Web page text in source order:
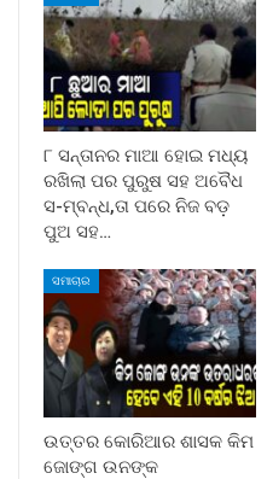
୮ ସନ୍ତାନର ମାଆ ହୋଇ ମଧ୍ୟ
ରଖିଲା ପର ପୁରୁଷ ସହ ଅବୈଧ
ସ-ମ୍ବନ୍ଧ,ତା ପରେ ନିଜ ବଡ଼
ପୁଅ ସହ…
ସମାଚାର
ଉତ୍ତର କୋରିଆର ଶାସକ କିମ
ଜୋଙ୍ଗ ଉନଙ୍କ